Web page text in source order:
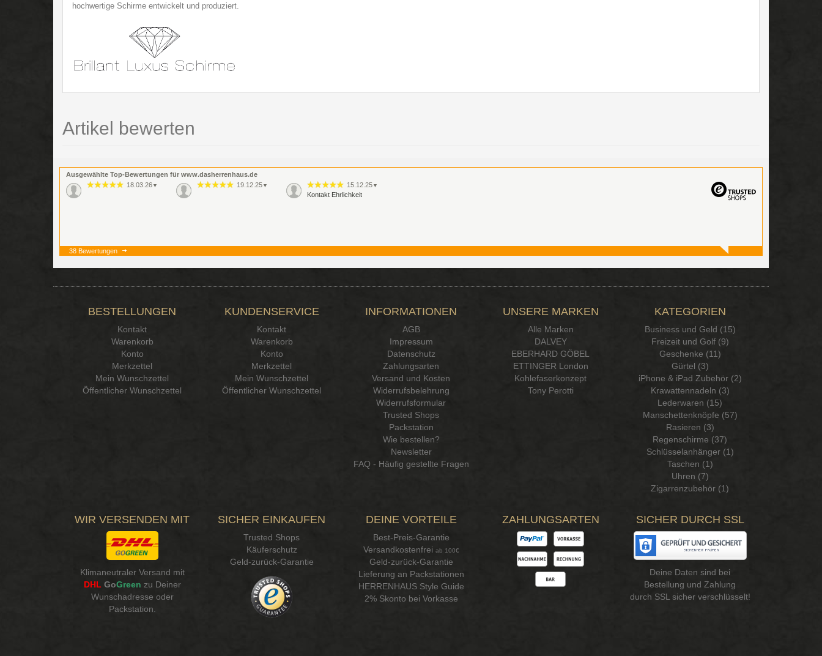
hochwertige Schirme entwickelt und produziert.
Artikel bewerten
Ausgewählte Top-Bewertungen für www.dasherrenhaus.de
18.03.26 ▼ 19.12.25 ▼ 15.12.25 ▼
Kontakt Ehrlichkeit
38 Bewertungen
BESTELLUNGEN
Kontakt
Warenkorb
Konto
Merkzettel
Mein Wunschzettel
Öffentlicher Wunschzettel
KUNDENSERVICE
Kontakt
Warenkorb
Konto
Merkzettel
Mein Wunschzettel
Öffentlicher Wunschzettel
INFORMATIONEN
AGB
Impressum
Datenschutz
Zahlungsarten
Versand und Kosten
Widerrufsbelehrung
Widerrufsformular
Trusted Shops
Packstation
Wie bestellen?
Newsletter
FAQ - Häufig gestellte Fragen
UNSERE MARKEN
Alle Marken
DALVEY
EBERHARD GÖBEL
ETTINGER London
Kohlefaserkonzept
Tony Perotti
KATEGORIEN
Business und Geld (15)
Freizeit und Golf (9)
Geschenke (11)
Gürtel (3)
iPhone & iPad Zubehör (2)
Krawattennadeln (3)
Lederwaren (15)
Manschettenknöpfe (57)
Rasieren (3)
Regenschirme (37)
Schlüsselanhänger (1)
Taschen (1)
Uhren (7)
Zigarrenzubehör (1)
WIR VERSENDEN MIT
Klimaneutraler Versand mit
DHL GoGreen zu Deiner
Wunschadresse oder
Packstation
SICHER EINKAUFEN
Trusted Shops
Käuferschutz
Geld-zurück-Garantie
DEINE VORTEILE
Best-Preis-Garantie
Versandkostenfrei ab 100€
Geld-zurück-Garantie
Lieferung an Packstationen
HERRENHAUS Style Guide
2% Skonto bei Vorkasse
ZAHLUNGSARTEN SICHER DURCH SSL
Deine Daten sind bei
Bestellung und Zahlung
durch SSL sicher verschlüsselt!